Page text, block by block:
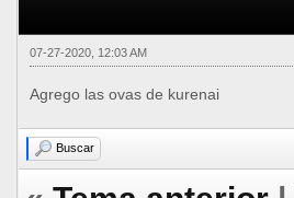
07-27-2020, 12:03 AM
Agrego las ovas de kurenai
Buscar